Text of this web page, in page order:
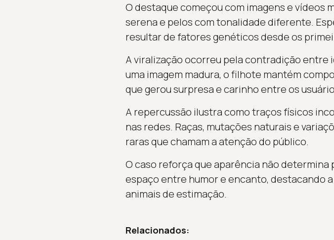
O destaque começou com imagens e vídeos
serena e pelos com tonalidade diferente.
resultar de fatores genéticos desde os
A viralização ocorreu pela contradição
uma imagem madura, o filhote mantém
que gerou surpresa e carinho entre os
A repercussão ilustra como traços físicos
nas redes. Raças, mutações naturais e
raras que chamam a atenção do público.
O caso reforça que aparência não
espaço entre humor e encanto, destacando
animais de estimação.
Relacionados: